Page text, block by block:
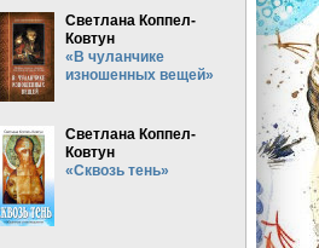
Светлана Коппел-
Ковтун
«В чуланчике
изношенных вещей»
Светлана Коппел-
Ковтун
«Сквозь тень»